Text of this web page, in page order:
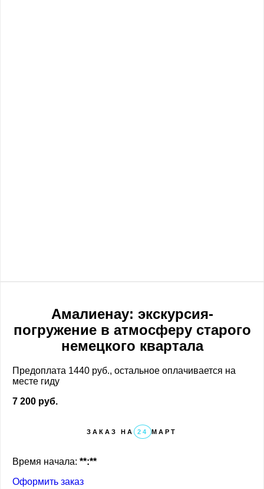
Амалиенау: экскурсия-
погружение в атмосферу старого
немецкого квартала
Предоплата 1440 руб., остальное оплачивается на
месте гиду
7 200 руб.
ЗАКАЗ НА 24 МАРТ
Время начала: **:**
Оформить заказ